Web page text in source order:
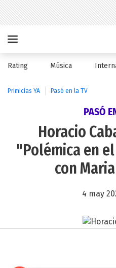
Rating Música
Primicias YA Pasó en la TV
PASÓ
Horacio
"Polémica en
con
4 may